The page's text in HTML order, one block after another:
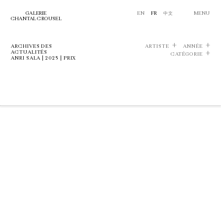
GALERIE
CHANTAL CROUSEL
EN FR 中文 MENU
ARCHIVES DES
ACTUALITÉS
ANRI SALA | 2025 | PRIX
ARTISTE
ANNÉE
CATÉGORIE